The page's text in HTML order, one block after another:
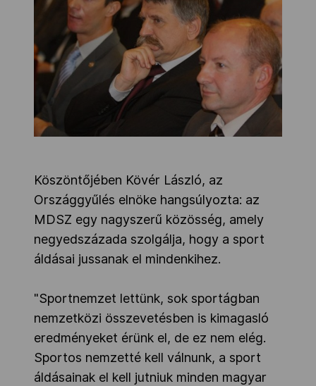
Köszöntőjében Kövér László, az
Országgyűlés elnöke hangsúlyozta: az
MDSZ egy nagyszerű közösség, amely
negyedszázada szolgálja, hogy a sport
áldásai jussanak el mindenkihez.
"Sportnemzet lettünk, sok sportágban
nemzetközi összevetésben is kimagasló
eredményeket érünk el, de ez nem elég.
Sportos nemzetté kell válnunk, a sport
áldásainak el kell jutniuk minden magyar